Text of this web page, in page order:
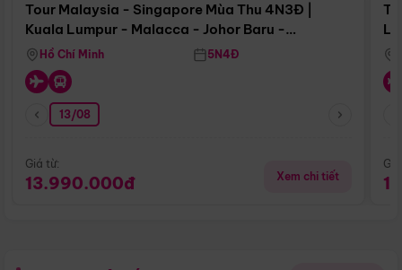
Tour Malaysia - Singapore Mùa Thu 4N3Đ |
Kuala Lumpur - Malacca - Johor Baru -
Singapore
Hồ Chí Minh 5N4Đ
13/08
Giá từ:
13.990.000đ Xem chi tiết